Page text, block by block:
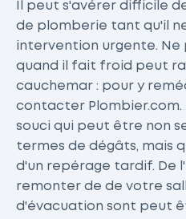
Il peut s'avérer difficile
de plomberie tant qu'il
intervention urgente. Ne
quand il fait froid peut
cauchemar : pour y
contacter Plombier.com.
souci qui peut être non
termes de dégâts, mais
d'un repérage tardif. De
remonter de de votre
d'évacuation sont peut